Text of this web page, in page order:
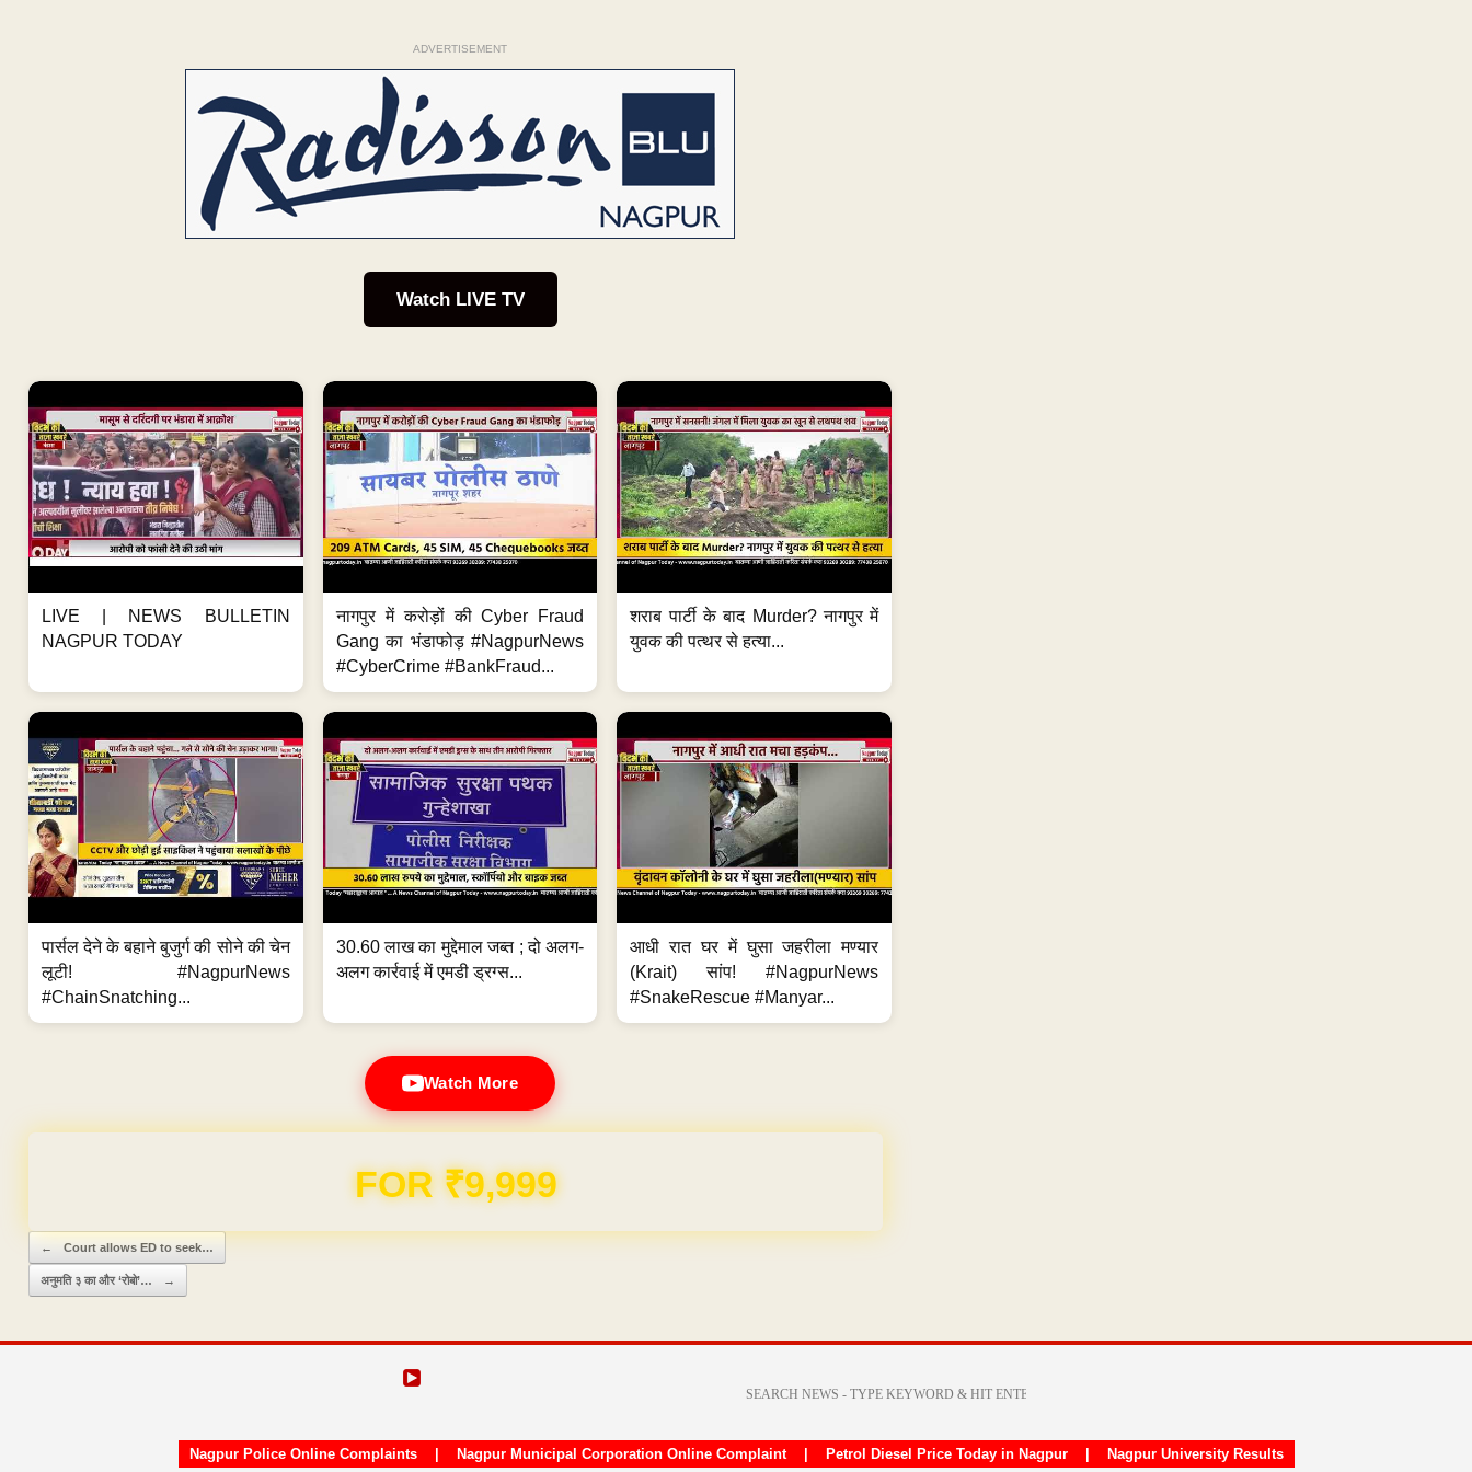
ADVERTISEMENT
Watch LIVE TV
LIVE | NEWS BULLETIN
NAGPUR TODAY
नागपुर में करोड़ों की Cyber Fraud
Gang का भंडाफोड़ #NagpurNews
#CyberCrime #BankFraud...
शराब पार्टी के बाद Murder? नागपुर में
युवक की पत्थर से हत्या...
पार्सल देने के बहाने बुजुर्ग की सोने की चेन
लूटी! #NagpurNews
#ChainSnatching...
30.60 लाख का मुद्देमाल जब्त ; दो अलग-
अलग कार्रवाई में एमडी ड्रग्स...
आधी रात घर में घुसा जहरीला मण्यार
(Krait) सांप! #NagpurNews
#SnakeRescue #Manyar...
Watch More
Domain & Hosting FREE for 1 Year
Post navigation
← Court allows ED to seek…
अनुमति ३ का और ‘रोबो’… →
Nagpur Police Online Complaints| Nagpur Municipal Corporation Online Complaint| Petrol Diesel Price Today in Nagpur| Nagpur University Results